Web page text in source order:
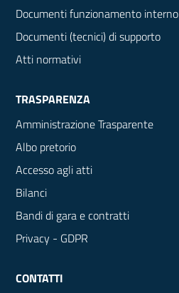
Documenti funzionamento interno
Documenti (tecnici) di supporto
Atti normativi
TRASPARENZA
Amministrazione Trasparente
Albo pretorio
Accesso agli atti
Bilanci
Bandi di gara e contratti
Privacy - GDPR
CONTATTI